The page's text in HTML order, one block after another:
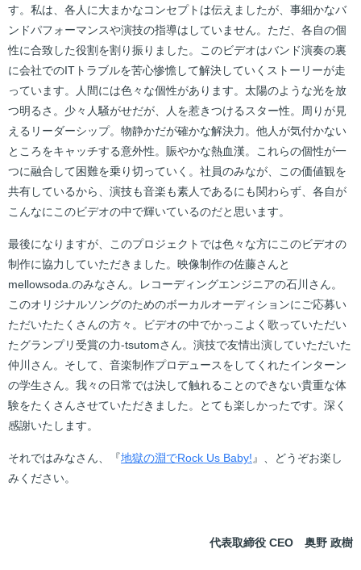
す。私は、各人に大まかなコンセプトは伝えましたが、事細かなバ
ンドパフォーマンスや演技の指導はしていません。ただ、各自の個
性に合致した役割を割り振りました。このビデオはバンド演奏の裏
に会社でのITトラブルを苦心惨憺して解決していくストーリーが走
っています。人間には色々な個性があります。太陽のような光を放
つ明るさ。少々人騒がせだが、人を惹きつけるスター性。周りが見
えるリーダーシップ。物静かだが確かな解決力。他人が気付かない
ところをキャッチする意外性。賑やかな熱血漢。これらの個性が一
つに融合して困難を乗り切っていく。社員のみなが、この価値観を
共有しているから、演技も音楽も素人であるにも関わらず、各自が
こんなにこのビデオの中で輝いているのだと思います。
最後になりますが、このプロジェクトでは色々な方にこのビデオの
制作に協力していただきました。映像制作の佐藤さんと
mellowsoda.のみなさん。レコーディングエンジニアの石川さん。
このオリジナルソングのためのボーカルオーディションにご応募い
ただいたたくさんの方々。ビデオの中でかっこよく歌っていただい
たグランプリ受賞の力-tsutomさん。演技で友情出演していただいた
仲川さん。そして、音楽制作プロデュースをしてくれたインターン
の学生さん。我々の日常では決して触れることのできない貴重な体
験をたくさんさせていただきました。とても楽しかったです。深く
感謝いたします。
それではみなさん、『地獄の淵でRock Us Baby! 』、どうぞお楽し
みください。
代表取締役 CEO 奥野 政樹